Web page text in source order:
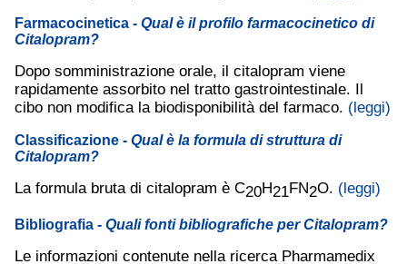
Farmacocinetica - Qual è il profilo farmacocinetico di
Citalopram?
Dopo somministrazione orale, il citalopram viene
rapidamente assorbito nel tratto gastrointestinale. Il
cibo non modifica la biodisponibilità del farmaco. (leggi)
Classificazione - Qual è la formula di struttura di
Citalopram?
La formula bruta di citalopram è C20H21FN2O. (leggi)
Bibliografia - Quali fonti bibliografiche per Citalopram?
Le informazioni contenute nella ricerca Pharmamedix